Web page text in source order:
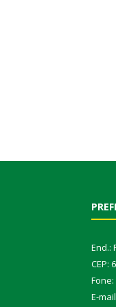
End.:
CEP:
Fone:
E-